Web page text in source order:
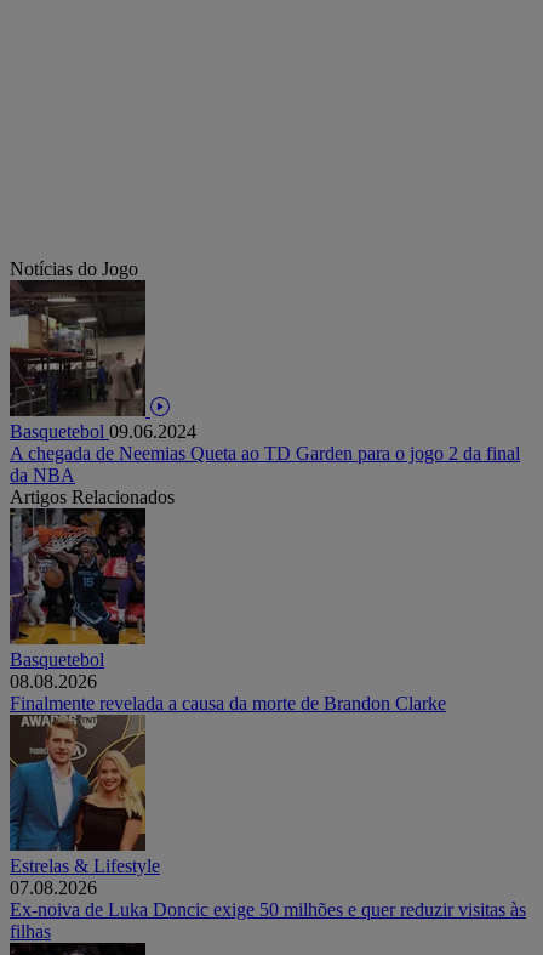
Notícias do Jogo
Basquetebol 09.06.2024
A chegada de Neemias Queta ao TD Garden para o jogo 2 da final
da NBA
Artigos Relacionados
Basquetebol
08.08.2026
Finalmente revelada a causa da morte de Brandon Clarke
Estrelas & Lifestyle
07.08.2026
Ex-noiva de Luka Doncic exige 50 milhões e quer reduzir visitas às
filhas